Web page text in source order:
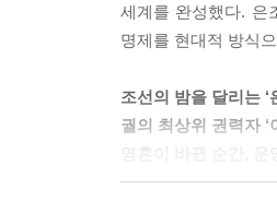
세계를 완성했다. 은
명제를 현대적 방식
조선의 밤을 달리는 ‘
궐의 최상위 권력자 ‘